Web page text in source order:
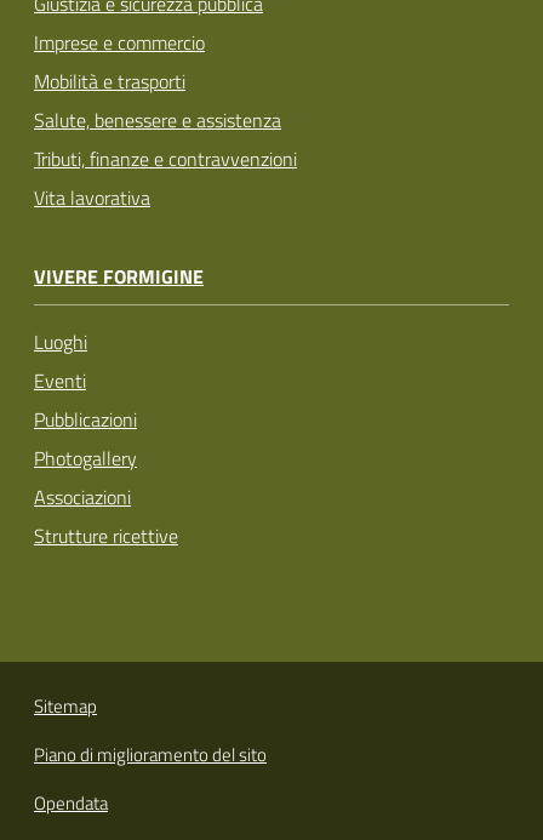
Imprese e commercio
Mobilità e trasporti
Salute, benessere e assistenza
Tributi, finanze e contravvenzioni
Vita lavorativa
VIVERE FORMIGINE
Luoghi
Eventi
Pubblicazioni
Photogallery
Associazioni
Strutture ricettive
Sitemap
Piano di miglioramento del sito
Opendata